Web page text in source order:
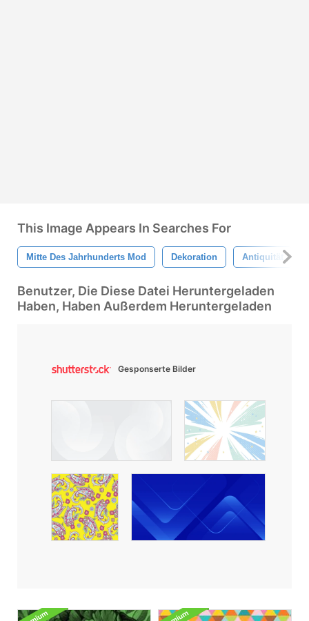
This Image Appears In Searches For
Mitte Des Jahrhunderts Mod Dekoration Antiquität
Benutzer, Die Diese Datei Heruntergeladen
Haben, Haben Außerdem Heruntergeladen
Gesponserte Bilder